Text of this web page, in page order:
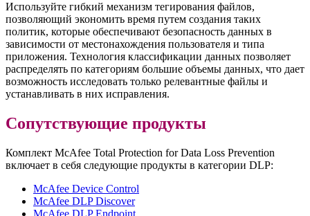
Используйте гибкий механизм тегирования файлов,
позволяющий экономить время путем создания таких
политик, которые обеспечивают безопасность данных в
зависимости от местонахождения пользователя и типа
приложения. Технология классификации данных позволяет
распределять по категориям большие объемы данных, что дает
возможность исследовать только релевантные файлы и
устанавливать в них исправления.
Сопутствующие продукты
Комплект McAfee Total Protection for Data Loss Prevention
включает в себя следующие продукты в категории DLP:
McAfee Device Control
McAfee DLP Discover
McAfee DLP Endpoint